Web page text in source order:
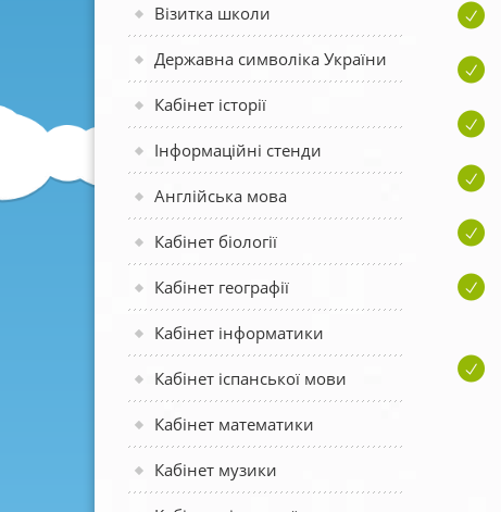
Візитка школи
Державна символіка України
Кабінет історії
Інформаційні стенди
Англійська мова
Кабінет біології
Кабінет географії
Кабінет інформатики
Кабінет іспанської мови
Кабінет математики
Кабінет музики